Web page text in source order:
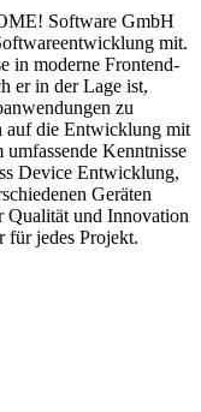
Software GmbH
mit.
in moderne Frontend-
er in der Lage ist,
zu
auf die Entwicklung mit
Kenntnisse
Device Entwicklung,
Geräten
Qualität und Innovation
für jedes Projekt.